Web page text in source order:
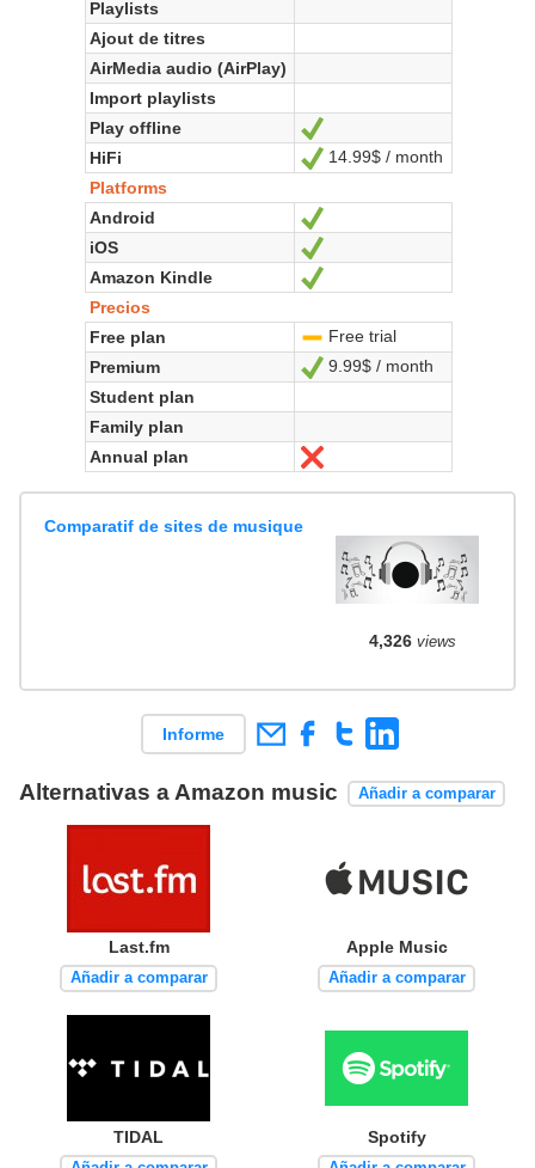
Playlists
Ajout de titres
AirMedia audio (AirPlay)
Import playlists
Play offline
HiFi
Sí
14.99$ / month
Platforms
Android
iOS
Amazon Kindle
Precios
Free plan
Free trial
Premium
Sí
9.99$ / month
Student plan
Family plan
Annual plan
Comparatif de sites de musique
4,326views
Informe
Alternativas a Amazon music Añadir a comparar
Last.fm
Añadir a comparar
Apple Music
Añadir a comparar
TIDAL Spotify